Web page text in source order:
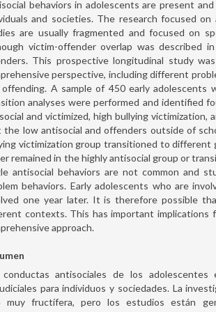
behaviors in adolescents are present
and societies. The research focused
are usually fragmented and focused on
victim-offender overlap was described
This prospective longitudinal study
perspective, including different
offending. A sample of 450 early adolescents
analyses were performed and identified
and victimized, high bullying
the low antisocial and offenders outside of
victimization group transitioned to different
remained in the highly antisocial group or
antisocial behaviors are not common and
behaviors. Early adolescents who are
one year later. It is therefore possible
contexts. This has important implications
approach.
conductas antisociales de los
para individuos y sociedades. La
muy fructífera, pero los estudios están